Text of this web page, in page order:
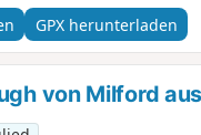
GPX herunterladen
von Milford aus